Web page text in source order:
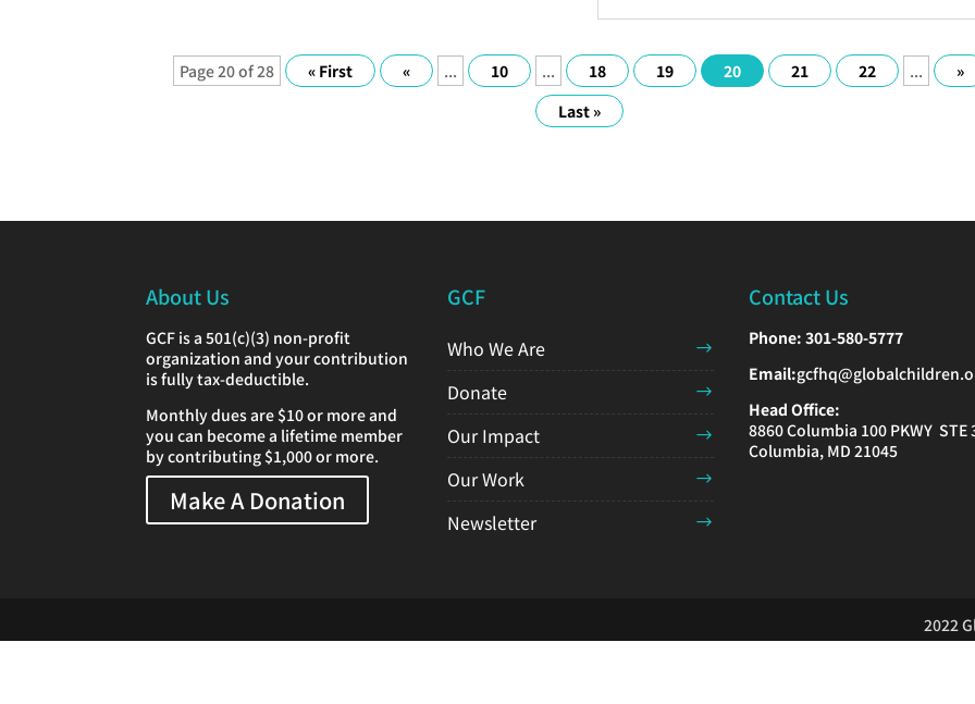
Page 20 of 28 « First « ... 10 ... 18 19 20 21 22 ...
»
Last »
About Us
GCF is a 501(c)(3) non-profit
organization and your contribution
is fully tax-deductible.
Monthly dues are $10 or more and
you can become a lifetime member
by contributing $1,000 or more.
Make A Donation
GCF
Who We Are
Donate
Our Impact
Our Work
Newsletter
Contact Us
Phone:301-580-5777
Email:
Head Office:
8860 Columbia 100 PKWY STE
Columbia, MD 21045
2022